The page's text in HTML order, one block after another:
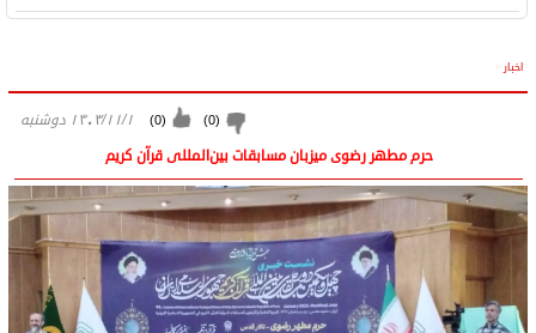
اخبار
۱۴۰۳/۱۱/۱ دوشنبه (
0
) (
0
)
حرم مطهر رضوی میزبان مسابقات بین‌المللی قرآن کریم